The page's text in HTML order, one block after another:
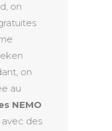
on
on
au
NEMO
des